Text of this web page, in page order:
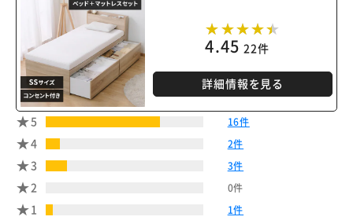
4.45 22件
詳細情報を見る
5 16件
4 2件
3 3件
2 0件
1 1件